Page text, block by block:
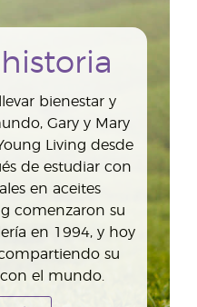
bienestar y
Gary y Mary
Living desde
de estudiar con
en aceites
comenzaron su
en 1994, y hoy
su
el mundo.